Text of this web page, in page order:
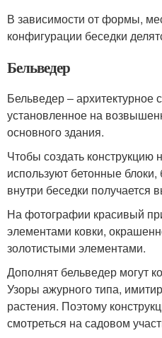
В зависимости от формы,
конфигурации беседки
Бельведер
Бельведер ‒ архитектурное
установленное на
основного здания.
Чтобы создать конструкцию
используют бетонные
внутри беседки получается
На фотографии красивый
элементами ковки,
золотистыми элементами.
Дополнят бельведер могут
Узоры ажурного типа,
растения. Поэтому
смотреться на садовом